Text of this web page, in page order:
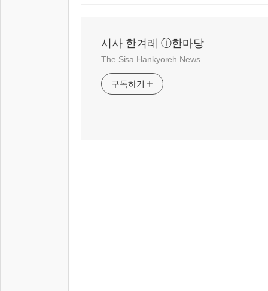
시사 한겨레 ⓘ한마당
The Sisa Hankyoreh News
구독하기